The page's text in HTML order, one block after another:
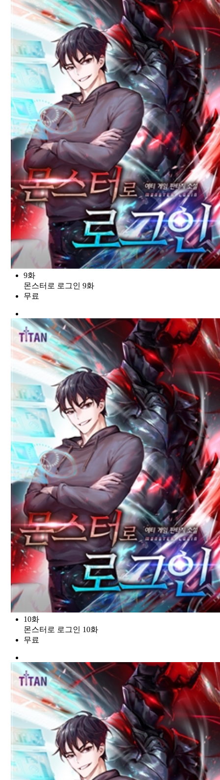
9화
몬스터로 로그인 9화
무료
10화
몬스터로 로그인 10화
무료